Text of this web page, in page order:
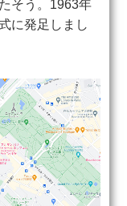
そう。1963年
に発足しまし